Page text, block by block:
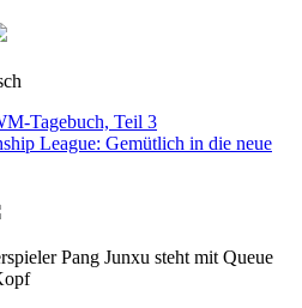
Tagebuch, Teil 3
League: Gemütlich in die neue